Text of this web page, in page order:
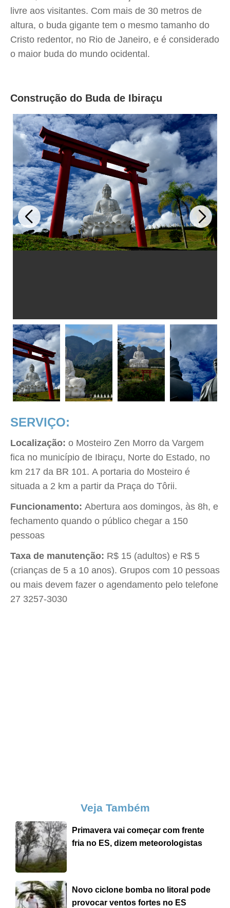
livre aos visitantes. Com mais de 30 metros de
altura, o buda gigante tem o mesmo tamanho do
Cristo redentor, no Rio de Janeiro, e é considerado
o maior buda do mundo ocidental.
Construção do Buda de Ibiraçu
SERVIÇO:
Localização: o Mosteiro Zen Morro da Vargem
fica no município de Ibiraçu, Norte do Estado, no
km 217 da BR 101. A portaria do Mosteiro é
situada a 2 km a partir da Praça do Tôrii.
Funcionamento: Abertura aos domingos, às 8h, e
fechamento quando o público chegar a 150
pessoas
Taxa de manutenção: R$ 15 (adultos) e R$ 5
(crianças de 5 a 10 anos). Grupos com 10 pessoas
ou mais devem fazer o agendamento pelo telefone
27 3257-3030
Veja Também
Primavera vai começar com frente
fria no ES, dizem meteorologistas
Novo ciclone bomba no litoral pode
provocar ventos fortes no ES